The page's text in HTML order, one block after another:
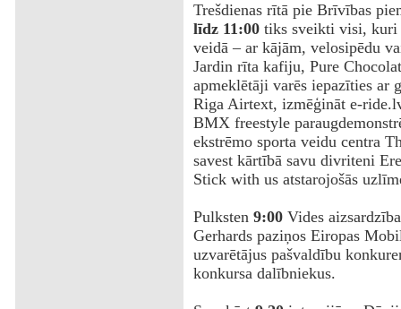
Trešdienas rītā pie Brīvības
līdz 11:00tiks sveikti visi, kuri
veidā – ar kājām, velosipēdu
Jardin rīta kafiju, Pure
apmeklētāji varēs iepazīties ar
Riga Airtext, izmēģināt e-
BMX freestyle
ekstrēmo sporta veidu centra
savest kārtībā savu divriteni
Stick with us atstarojošās
Pulksten 9:00Vides
Gerhards paziņos Eiropas
uzvarētājus pašvaldību
konkursa dalībniekus.